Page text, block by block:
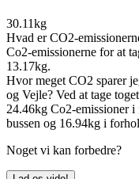
30.11kg
Hvad er CO2-
Co2-emissionerne for at
13.17kg.
Hvor meget CO2 sparer
og Vejle? Ved at tage
24.46kg Co2-emissioner
bussen og 16.94kg i
Noget vi kan forbedre?